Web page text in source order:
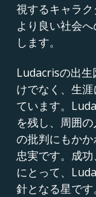
視するキャラク
より良い社会
します。
Ludacrisの出生
けでなく、生涯
ています。
を残し、周囲
の批判にもかか
忠実です。成功
にとって、
針となる星です。